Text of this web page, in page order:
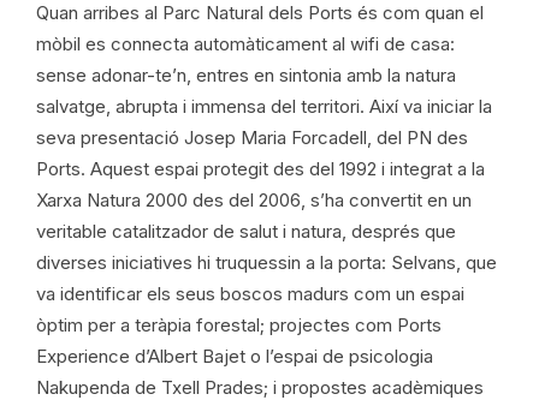
Quan arribes al Parc Natural dels Ports és com quan el
mòbil es connecta automàticament al wifi de casa:
sense adonar-te’n, entres en sintonia amb la natura
salvatge, abrupta i immensa del territori. Així va iniciar la
seva presentació Josep Maria Forcadell, del PN des
Ports. Aquest espai protegit des del 1992 i integrat a la
Xarxa Natura 2000 des del 2006, s’ha convertit en un
veritable catalitzador de salut i natura, després que
diverses iniciatives hi truquessin a la porta: Selvans, que
va identificar els seus boscos madurs com un espai
òptim per a teràpia forestal; projectes com Ports
Experience d’Albert Bajet o l’espai de psicologia
Nakupenda de Txell Prades; i propostes acadèmiques